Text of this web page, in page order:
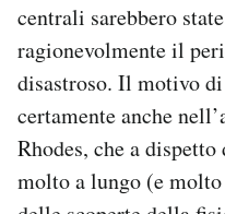
centrali sarebbero
ragionevolmente il
disastroso. Il motivo
certamente anche
Rhodes, che a
molto a lungo (e